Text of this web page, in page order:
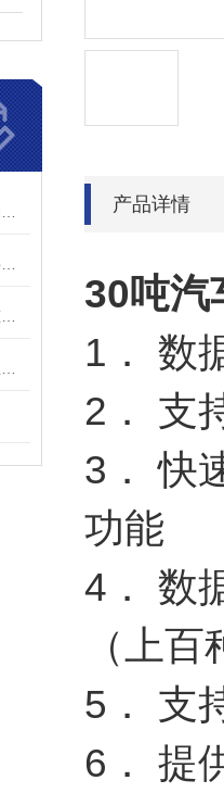
产品详情
30吨汽
1． 数
2． 支
3． 快
功能
4． 数
（上
5． 支
6． 提